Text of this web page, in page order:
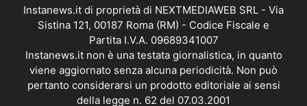
Instanews.it di proprietà di NEXTMEDIAWEB SRL - Via
Sistina 121, 00187 Roma (RM) - Codice Fiscale e
Partita I.V.A. 09689341007
Instanews.it non è una testata giornalistica, in quanto
viene aggiornato senza alcuna periodicità. Non può
pertanto considerarsi un prodotto editoriale ai sensi
della legge n. 62 del 07.03.2001